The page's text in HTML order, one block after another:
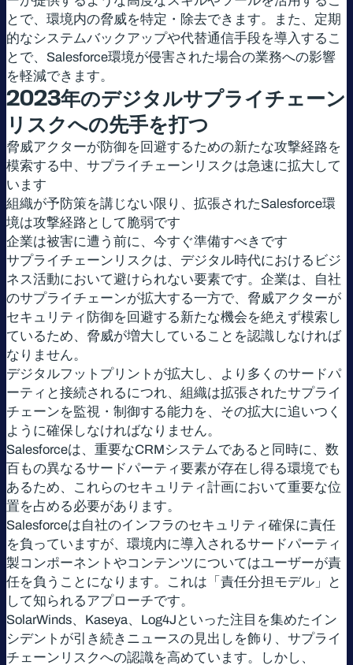
とで、環境内の脅威を特定・除去できます。また、定期
的なシステムバックアップや代替通信手段を導入するこ
とで、Salesforce環境が侵害された場合の業務への影響
を軽減できます。
2023年のデジタルサプライチェーン
リスクへの先手を打つ
脅威アクターが防御を回避するための新たな攻撃経路を
模索する中、サプライチェーンリスクは急速に拡大して
います
組織が予防策を講じない限り、拡張されたSalesforce環
境は攻撃経路として脆弱です
企業は被害に遭う前に、今すぐ準備すべきです
サプライチェーンリスクは、デジタル時代におけるビジ
ネス活動において避けられない要素です。企業は、自社
のサプライチェーンが拡大する一方で、脅威アクターが
セキュリティ防御を回避する新たな機会を絶えず模索し
ているため、脅威が増大していることを認識しなければ
なりません。
デジタルフットプリントが拡大し、より多くのサードパ
ーティと接続されるにつれ、組織は拡張されたサプライ
チェーンを監視・制御する能力を、その拡大に追いつく
ように確保しなければなりません。
Salesforceは、重要なCRMシステムであると同時に、数
百もの異なるサードパーティ要素が存在し得る環境でも
あるため、これらのセキュリティ計画において重要な位
置を占める必要があります。
Salesforceは自社のインフラのセキュリティ確保に責任
を負っていますが、環境内に導入されるサードパーティ
製コンポーネントやコンテンツについてはユーザーが責
任を負うことになります。これは「責任分担モデル」と
して知られるアプローチです。
SolarWinds、Kaseya、Log4Jといった注目を集めたイン
シデントが引き続きニュースの見出しを飾り、サプライ
チェーンリスクへの認識を高めています。しかし、